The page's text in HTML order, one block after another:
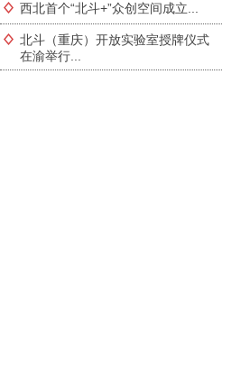
西北首个“北斗+”众创空间成立...
北斗（重庆）开放实验室授牌仪式
在渝举行...